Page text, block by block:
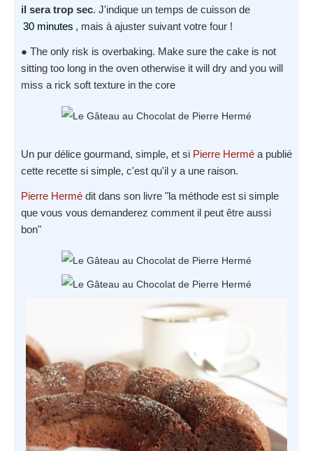
il sera trop sec. J'indique un temps de cuisson de
30 minutes , mais à ajuster suivant votre four !
● The only risk is overbaking. Make sure the cake is not
sitting too long in the oven otherwise it will dry and you will
miss a rick soft texture in the core
Un pur délice gourmand, simple, et si Pierre Hermé a publié
cette recette si simple, c'est qu'il y a une raison.
Pierre Hermé dit dans son livre "la méthode est si simple
que vous vous demanderez comment il peut être aussi
bon"